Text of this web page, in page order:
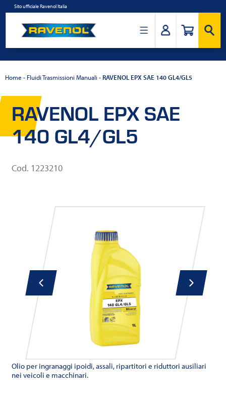
Salta
contenuto
Sito ufficiale Ravenol Italia
Ravenol
Home - Fluidi Trasmissioni Manuali- RAVENOL EPX SAE 140 GL4/GL5
RAVENOL EPX SAE
140 GL4/GL5
Cod. 1223210
Olio per ingranaggi ipoidi, assali, ripartitori e riduttori ausiliari
nei veicoli e macchinari.